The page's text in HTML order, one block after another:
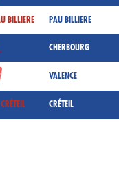
PAU BILLIERE
CHERBOURG
VALENCE
CRÉTEIL